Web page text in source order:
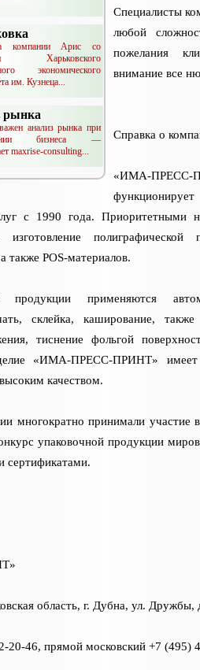
компании Арис со
Харьковского
экономического
им. Кузнеца...
рынка
анализ рынка при
бизнеса —
maxrise-consulting...
Специалисты
любой
пожелания
внимание все
Справка о
«ИМА-
с 1990 года. Приоритетными
изготовление полиграфической
также POS-материалов.
продукции применяются
склейка, каширование,
тиснение фольгой
«ИМА-ПРЕСС-ПРИНТ» имеет
качеством.
многократно принимали участие
упаковочной продукции
сертификатами.
область, г. Дубна, ул. Дружбы,
20-46, прямой московский +7 (495)